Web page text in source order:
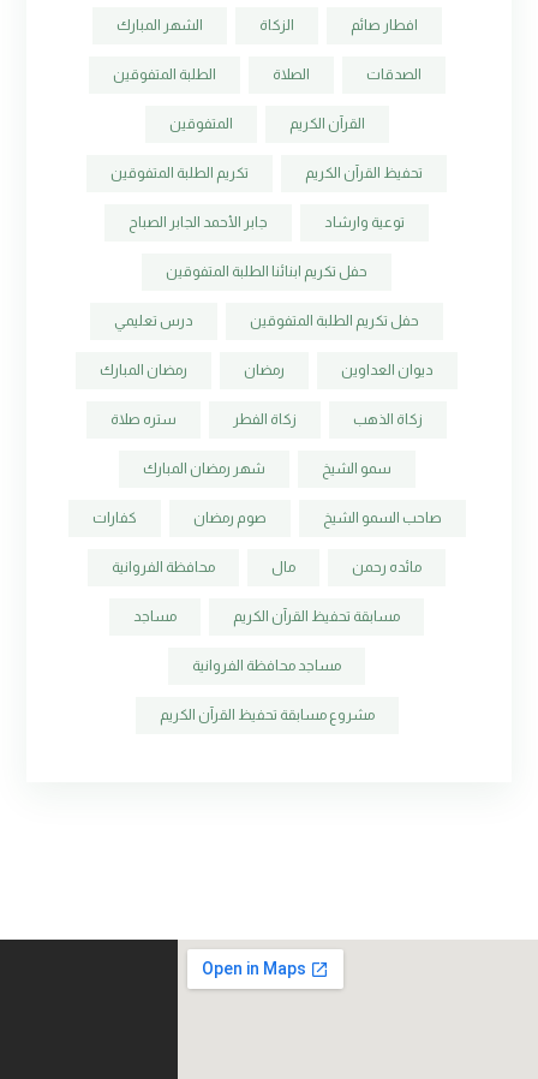
افطار صائم الزكاة الشهر المبارك
الصدقات الصلاة الطلبة المتفوقين
القرآن الكريم المتفوقين
تحفيظ القرآن الكريم تكريم الطلبة المتفوقين
توعية وارشاد جابر الأحمد الجابر الصباح
حفل تكريم ابنائنا الطلبة المتفوقين
حفل تكريم الطلبة المتفوقين درس تعليمي
ديوان العداوين رمضان رمضان المبارك
زكاة الذهب زكاة الفطر ستره صلاة
سمو الشيخ شهر رمضان المبارك
صاحب السمو الشيخ صوم رمضان كفارات
مائده رحمن مال محافظة الفروانية
مسابقة تحفيظ القرآن الكريم مساجد
مساجد محافظة الفروانية
مشروع مسابقة تحفيظ القرآن الكريم